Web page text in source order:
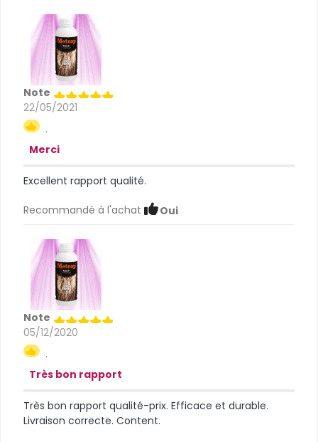
Note
22/05/2021
.
Merci
Excellent rapport qualité.
Recommandé à l'achat Oui
Note
05/12/2020
.
Très bon rapport
Très bon rapport qualité-prix. Efficace et durable.
Livraison correcte. Content.